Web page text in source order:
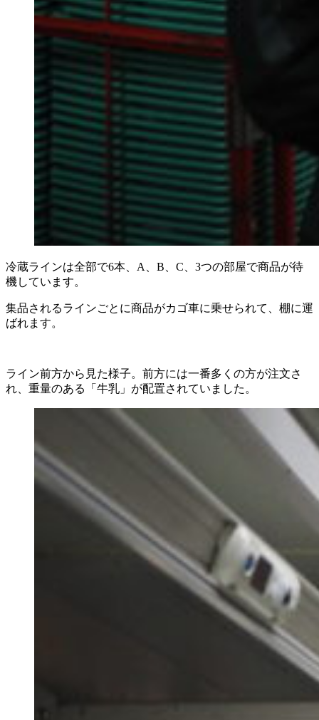
冷蔵ラインは全部で6本、A、B、C、3つの部屋で商品が待
機しています。
集品されるラインごとに商品がカゴ車に乗せられて、棚に運
ばれます。
ライン前方から見た様子。前方には一番多くの方が注文さ
れ、重量のある「牛乳」が配置されていました。